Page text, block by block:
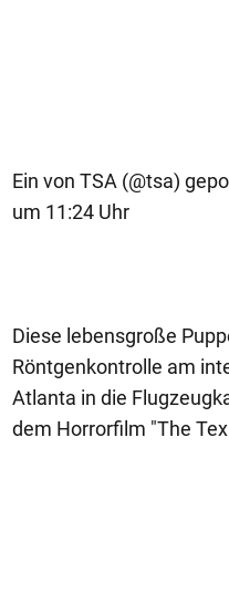
Ein von TSA (@tsa)
um 11:24 Uhr
Diese lebensgroße
Röntgenkontrolle am
Atlanta in die
dem Horrorfilm "The